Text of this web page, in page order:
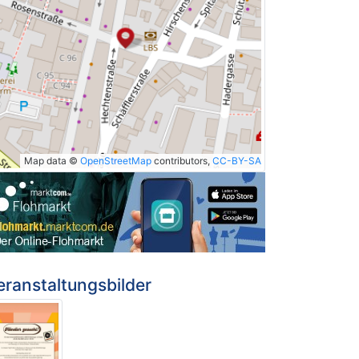
Map data © OpenStreetMap contributors, CC-BY-SA